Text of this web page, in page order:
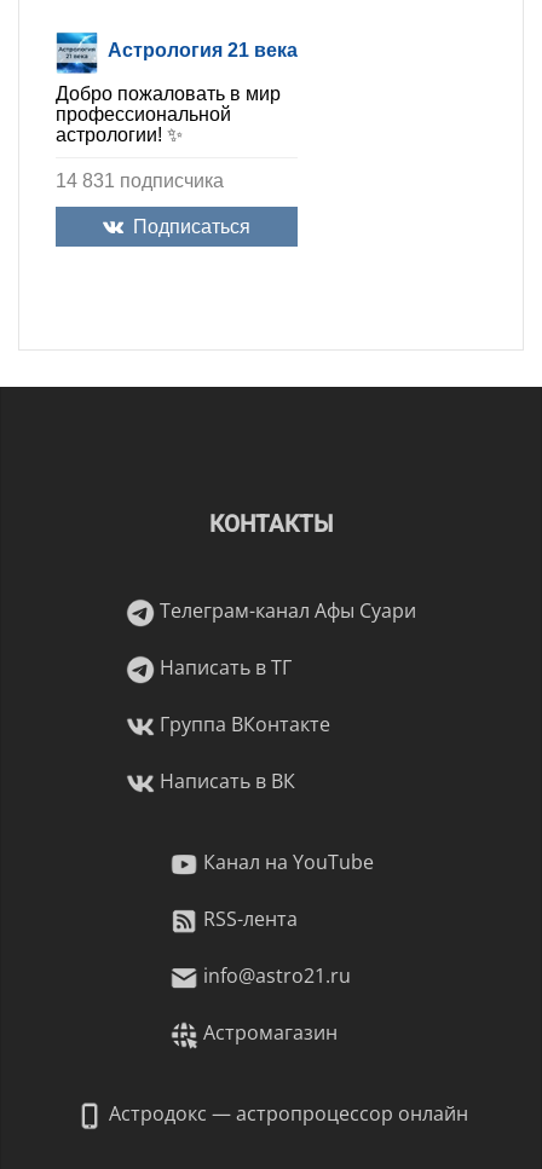
Астрология 21 века
Добро пожаловать в мир
профессиональной
астрологии! ✨
14 831 подписчика
Подписаться
КОНТАКТЫ
Телеграм-канал Афы Суари
Написать в ТГ
Группа ВКонтакте
Написать в ВК
Канал на YouTube
RSS-лента
info@astro21.ru
Астромагазин
Астродокс — астропроцессор онлайн